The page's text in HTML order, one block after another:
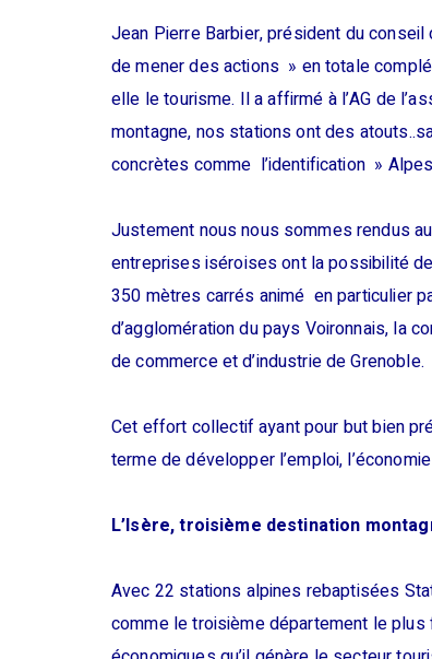
Jean Pierre Barbier, président du
de mener des actions » en totale
elle le tourisme. Il a affirmé à l’AG de
montagne, nos stations ont des
concrètes comme l’identification »
Justement nous nous sommes rendus
entreprises iséroises ont la possibilité
350 mètres carrés animé en particulier
d’agglomération du pays Voironnais, la
de commerce et d’industrie de Grenoble.
Cet effort collectif ayant pour but bien
terme de développer l’emploi,
L’Isère, troisième destination
Avec 22 stations alpines rebaptisées
comme le troisième département le